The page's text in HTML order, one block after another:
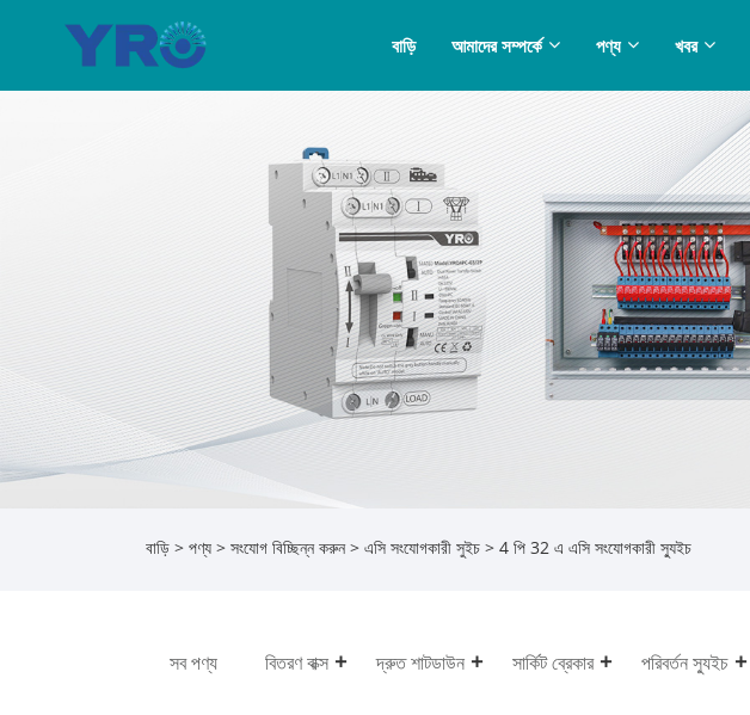
বাড়ি আমাদের সম্পর্কে পণ্য খবর
বাড়ি > পণ্য > সংযোগ বিচ্ছিন্ন করুন> এসি সংযোগকারী সুইচ > 4 পি 32 এ এসি সংযোগকারী স্যুইচ
সব পণ্য বিতরণ বাক্স দ্রুত শাটডাউন সার্কিট ব্রেকার পরিবর্তন স্যুইচ